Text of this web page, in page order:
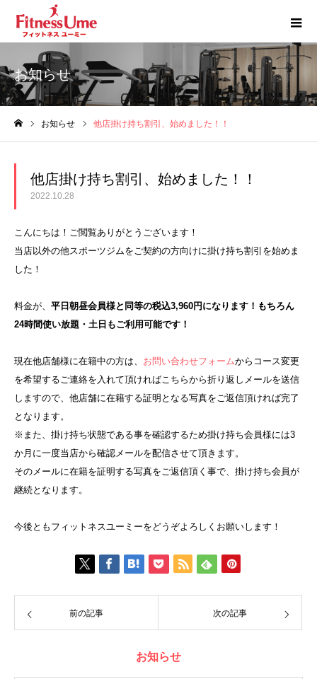
お知らせ
お知らせ 他店掛け持ち割引、始めました！！
他店掛け持ち割引、始めました！！
2022.10.28
こんにちは！ご閲覧ありがとうございます！
当店以外の他スポーツジムをご契約の方向けに掛け持ち割引を始めま
した！
料金が、 平日朝昼会員様と同等の税込3,960円になります！もちろん
24時間使い放題・土日もご利用可能です！
現在他店舗様に在籍中の方は、 お問い合わせフォームからコース変更
を希望するご連絡を入れて頂ければこちらから折り返しメールを送信
しますので、他店舗に在籍する証明となる写真をご返信頂ければ完了
となります。
※また、掛け持ち状態である事を確認するため掛け持ち会員様には3
か月に一度当店から確認メールを配信させて頂きます。
そのメールに在籍を証明する写真をご返信頂く事で、掛け持ち会員が
継続となります。
今後ともフィットネスユーミーをどうぞよろしくお願いします！
前の記事 次の記事
お知らせ